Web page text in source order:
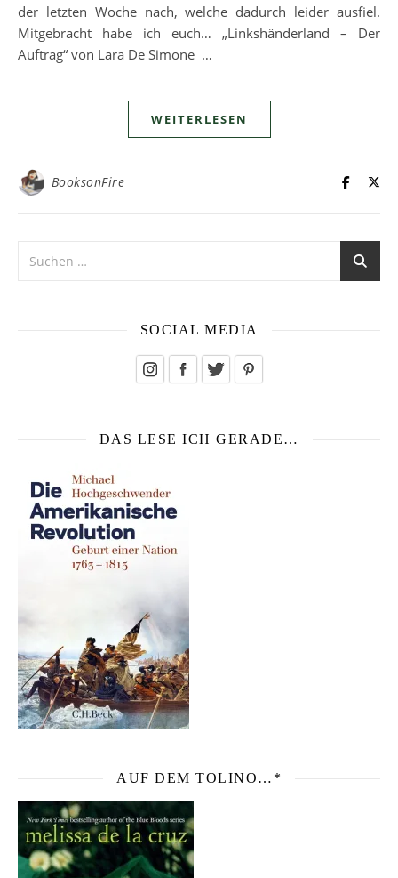
der letzten Woche nach, welche dadurch leider ausfiel.
Mitgebracht habe ich euch… „Linkshänderland – Der
Auftrag“ von Lara De Simone …
WEITERLESEN
BooksonFire
SOCIAL MEDIA
DAS LESE ICH GERADE…
AUF DEM TOLINO…*